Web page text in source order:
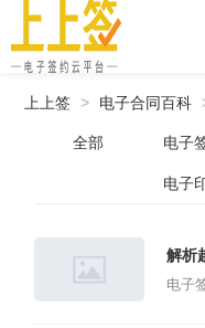
上上签 > 电子合同百科
全部 电子
电子
解析
电子